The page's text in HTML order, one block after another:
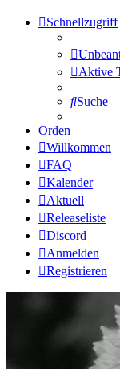
Schnellzugriff
Aktive
Suche
Orden
Willkommen
FAQ
Kalender
Aktuell
Releaseliste
Discord
Anmelden
Registrieren